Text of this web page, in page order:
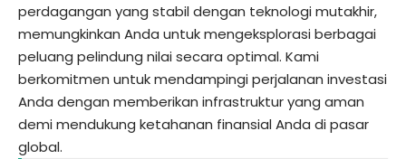
perdagangan yang stabil dengan teknologi mutakhir,
memungkinkan Anda untuk mengeksplorasi berbagai
peluang pelindung nilai secara optimal. Kami
berkomitmen untuk mendampingi perjalanan investasi
Anda dengan memberikan infrastruktur yang aman
demi mendukung ketahanan finansial Anda di pasar
global.